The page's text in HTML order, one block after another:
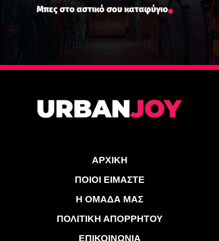
Μπες στο αστικό σου καταφύγιο
ΑΡΧΙΚΗ
ΠΟΙΟΙ ΕΙΜΑΣΤΕ
Η ΟΜΑΔΑ ΜΑΣ
ΠΟΛΙΤΙΚΗ ΑΠΟΡΡΗΤΟΥ
ΕΠΙΚΟΙΝΩΝΙΑ